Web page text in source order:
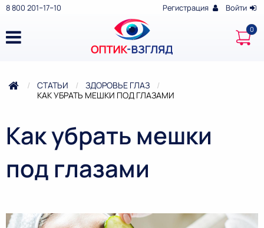
8 800 201‒17‒10 Регистрация Войти
СТАТЬИ
ЗДОРОВЬЕ ГЛАЗ
ТЕКУЩАЯ:
КАК УБРАТЬ МЕШКИ ПОД ГЛАЗАМИ
Как убрать мешки
под глазами